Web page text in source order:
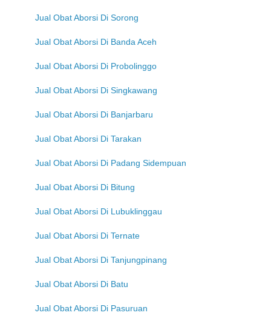
Jual Obat Aborsi Di Sorong
Jual Obat Aborsi Di Banda Aceh
Jual Obat Aborsi Di Probolinggo
Jual Obat Aborsi Di Singkawang
Jual Obat Aborsi Di Banjarbaru
Jual Obat Aborsi Di Tarakan
Jual Obat Aborsi Di Padang Sidempuan
Jual Obat Aborsi Di Bitung
Jual Obat Aborsi Di Lubuklinggau
Jual Obat Aborsi Di Ternate
Jual Obat Aborsi Di Tanjungpinang
Jual Obat Aborsi Di Batu
Jual Obat Aborsi Di Pasuruan